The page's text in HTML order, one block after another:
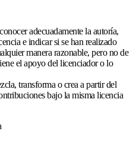
adecuadamente la autoría,
e indicar si se han realizado
manera razonable, pero no de
el apoyo del licenciador o lo
transforma o crea a partir del
bajo la misma licencia